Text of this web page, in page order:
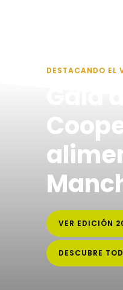
DESTACANDO EL
VER EDICIÓN
DESCUBRE